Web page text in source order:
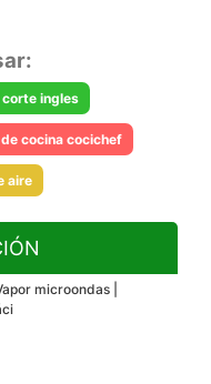
ingles
cocina cocichef
aire
microondas |